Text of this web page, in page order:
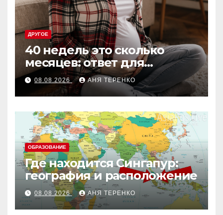
ДРУГОЕ
40 недель это сколько
месяцев: ответ для
беременных и не только
08.08.2026 АНЯ ТЕРЕНКО
ОБРАЗОВАНИЕ
Где находится Сингапур:
география и расположение
08.08.2026 АНЯ ТЕРЕНКО